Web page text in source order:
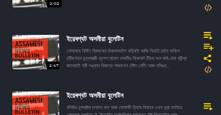
2:02
2:47
ইয়েৰশ্বট অসমীয়া বুলেটিন
গোবৰেৰে নিৰ্মিত ব্ৰিফকেচ বিধানসভালৈ কঢ়িয়াই আজি দিনটো চৰ্চাত থাকিল
চট্টিছগড়ৰ মুখ্যমন্ত্ৰী ভূপেশ বাঘেল ভাৰতীয় ক্ৰিকেট টিমৰ অল ৰাউণ্ডাৰ ৰবীন্দ্ৰ
জাদেজাই শ্ৰী লঙ্কাৰ বিৰুদ্ধে প্ৰথমখন টেষ্টত বেটিং আৰু বলিঙৰ...
ইয়েৰশ্বট অসমীয়া বুলেটিন
বলিউড চুপাৰষ্টাৰ চলমান খান আৰু সোনাক্ষী সিন্হাৰ বিবাহৰ এখন ভুৱা ফটোৱে